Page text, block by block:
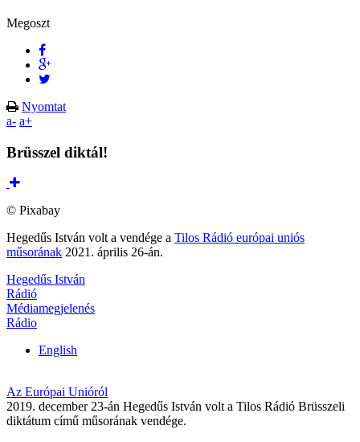
Megoszt
Nyomtat
a- a+
Brüsszel diktál!
© Pixabay
Hegedűs István volt a vendége a Tilos Rádió európai uniós
műsorának 2021. április 26-án.
Hegedűs István
Rádió
Médiamegjelenés
Rádio
English
Az Európai Unióról
2019. december 23-án Hegedűs István volt a Tilos Rádió Brüsszeli
diktátum című műsorának vendége.